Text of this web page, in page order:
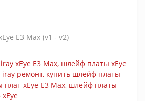
E3 Max (v1 - v2)
xEye E3 Max, шлейф платы xEye
iray ремонт, купить шлейф платы
xEye E3 Max, шлейф платы